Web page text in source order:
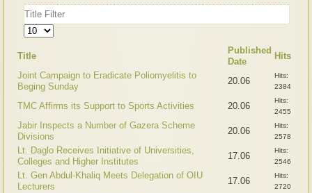
Title
Filter
Display
#
Title
Published
Date
Hits
Joint Campaign to Eradicate Poliomyelitis to
Beging Sunday
20.06
Hits:
2384
TMC Affirms its Support to Sports Activities 20.06
Hits:
2455
Jabir Inspects a Number of Gazera Scheme
Divisions
20.06
Hits:
2578
Lt. Daglo Receives Initiative of Universities,
Colleges and Higher Institutes
17.06
Hits:
2546
Lt. Gen Abdul-Khaliq Meets Delegation of OIU
Lecturers
17.06
Hits:
2720